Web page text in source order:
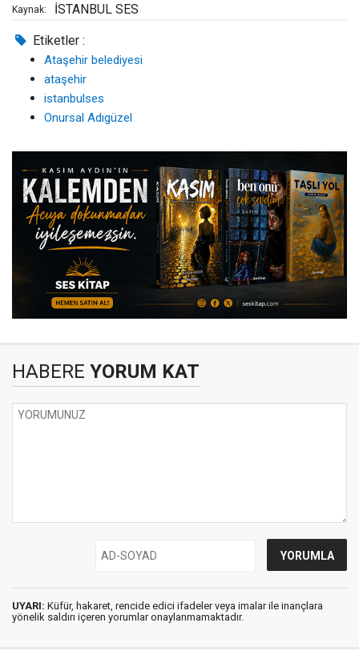
Kaynak: İSTANBUL SES
Etiketler :
Ataşehir belediyesi
ataşehir
istanbulses
Onursal Adıgüzel
HABERE YORUM KAT
UYARI: Küfür, hakaret, rencide edici ifadeler veya imalar ile inançlara
yönelik saldırı içeren yorumlar onaylanmamaktadır.